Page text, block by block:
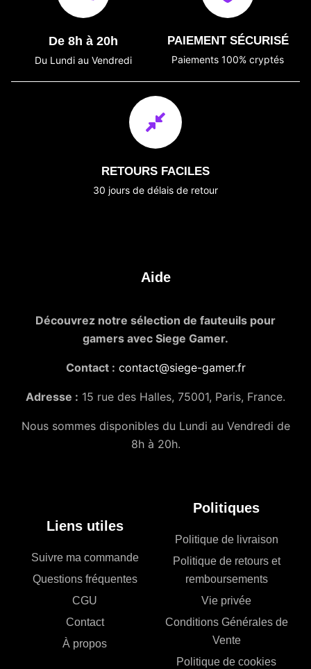
De 8h à 20h
Du Lundi au Vendredi
PAIEMENT SÉCURISÉ
Paiements 100% cryptés
RETOURS FACILES
30 jours de délais de retour
Aide
Découvrez notre sélection de fauteuils pour
gamers avec Siege Gamer.
Contact : contact@siege-gamer.fr
Adresse : 15 rue des Halles, 75001, Paris, France.
Nous sommes disponibles du Lundi au Vendredi de
8h à 20h.
Liens utiles
Suivre ma commande
Questions fréquentes
CGU
Contact
À propos
Politiques
Politique de livraison
Politique de retours et
remboursements
Vie privée
Conditions Générales de
Vente
Politique de cookies